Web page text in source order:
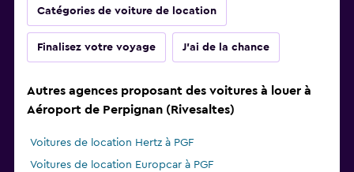
Catégories de voiture de location
Finalisez votre voyage J'ai de la chance
Autres agences proposant des voitures à louer à
Aéroport de Perpignan (Rivesaltes)
Voitures de location Hertz à PGF
Voitures de location Europcar à PGF